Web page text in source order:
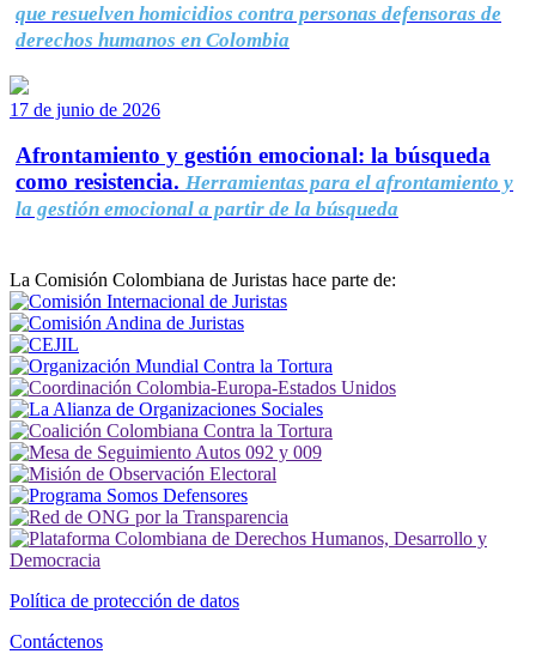
que resuelven homicidios contra personas defensoras de
derechos humanos en Colombia
17 de junio de 2026
Afrontamiento y gestión emocional: la búsqueda
como resistencia. Herramientas para el afrontamiento y
la gestión emocional a partir de la búsqueda
La Comisión Colombiana de Juristas hace parte de:
Política de protección de datos
Contáctenos